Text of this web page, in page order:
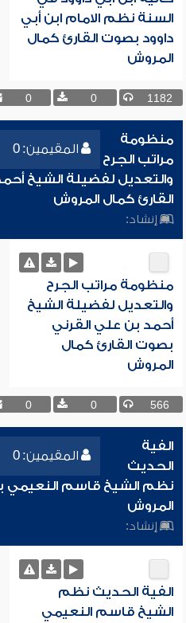
السنة نظم الامام ابن أبي
داوود بصوت القارئ كمال
المروش
1182
0
0
المقيمين: 0
منظومة
مراتب الجرح
والتعديل لفضيلة الشيخ
القارئ كمال المروش
إنشاد:
منظومة مراتب الجرح
والتعديل لفضيلة الشيخ
أحمد بن علي القرني
بصوت القارئ كمال
المروش
566
0
0
المقيمين: 0
الفية
الحديث
نظم الشيخ قاسم النعيمي
المروش
إنشاد:
الفية الحديث نظم
الشيخ قاسم النعيمي